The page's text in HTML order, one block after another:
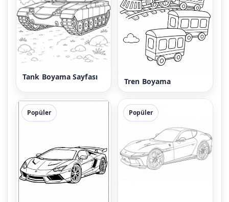
Tank Boyama Sayfası Tren Boyama
Popüler Popüler